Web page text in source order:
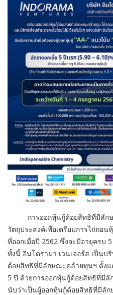
การออกหุ้นกู้ด้อยสิทธิที่มีลักษ
วัตถุประสงค์เพื่อเตรียมการไถ่ถ
ที่ออกเมื่อปี 2562 ซึ่งจะมีอายุครบ
ทั้งนี้ อินโดรามา เวนเจอร์ส เป็นบ
ด้อยสิทธิที่มีลักษณะคล้ายทุนฯ ตั้งแ
5 ปี ด้วยการออกหุ้นกู้ด้อยสิทธิที่มี
นับว่าเป็นผู้ออกหุ้นกู้ด้อยสิทธิที่มีลั